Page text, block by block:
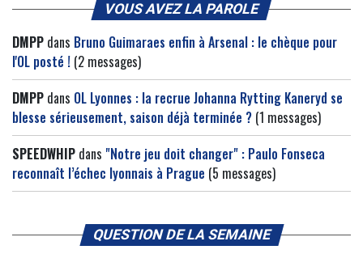
VOUS AVEZ LA PAROLE
DMPP dans Bruno Guimaraes enfin à Arsenal : le chèque pour
l'OL posté ! (2 messages)
DMPP dans OL Lyonnes : la recrue Johanna Rytting Kaneryd se
blesse sérieusement, saison déjà terminée ? (1 messages)
SPEEDWHIP dans "Notre jeu doit changer" : Paulo Fonseca
reconnaît l’échec lyonnais à Prague (5 messages)
QUESTION DE LA SEMAINE